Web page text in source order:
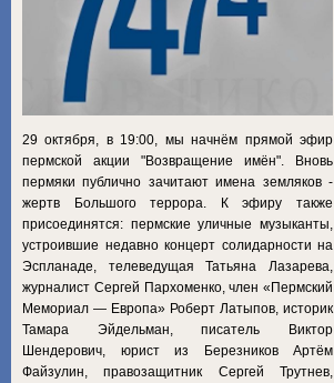
29 октября, в 19:00, мы начнём прямой эфир
пермской акции "Возвращение имён". Вновь
пермяки публично зачитают имена земляков -
жертв Большого террора. К эфиру также
присоединятся: пермские уличные музыканты,
устроившие недавно концерт солидарности на
Эспланаде, телеведущая Татьяна Лазарева,
журналист Сергей Пархоменко, член «Пермский
Мемориал — Европа» Роберт Латыпов, историк
Тамара Эйдельман, писатель Виктор
Шендерович, юрист из Березников Артём
Файзулин, правозащитник Сергей Трутнев,